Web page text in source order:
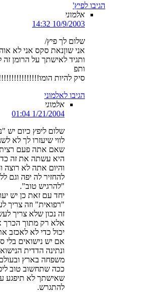
הגיבו לפיץ'
אלמוני
10/9/2003 14:32
שלום לך פיץ/
אני שוןנאת סקס אני לא
ותגיד לאישתך על הרומן
ותפ
סיק להיות
הגיבו לאלמוני
אלמוני
1/21/2004 01:04
שלום ליפץ כיום יש
לווי שיעזרו לך לא
שאם אתה פעם
היא עשתה את זה
והיום אתה לא רוצה
להחזיר לה יפה וגם
"להרגיש טוב".
יחד עם זאת כן יש
"רפואית" וזה צריך
זה נכון שלא צריך
אלא רק מתוך
יכול כדי לא לאכזב
אם יש נישואים בלי
ונתינה הדדית
משפחה בארץ
ככה שתחשוב טוב
שאישתך לא תיפגע
להתגרש.